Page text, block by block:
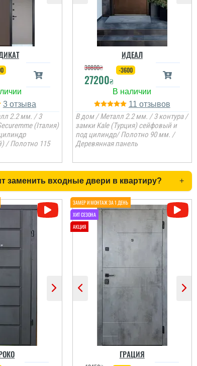
3
2.2 мм. / 3
(Італия)
/ Полотно 115
ИДЕАЛ
30800₴
27200₴
-3600
11
В дом / Металл 2.2 мм. / 3 контура /
замки Kale (Турция) сейфовый и
под цилиндр/ Полотно 90 мм. /
Деревянная панель
заменить входные двери в квартиру? +
ГРАЦИЯ